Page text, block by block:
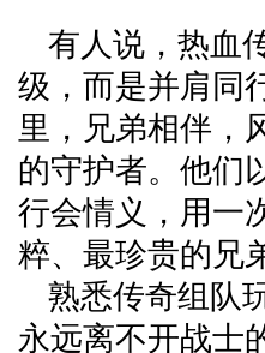
有人说，热血
级，而是并肩同
里，兄弟相伴，
的守护者。他们
行会情义，用一
粹、最珍贵的兄
熟悉传奇组队
永远离不开战士